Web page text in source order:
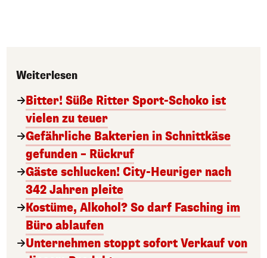
Weiterlesen
Bitter! Süße Ritter Sport-Schoko ist
vielen zu teuer
Gefährliche Bakterien in Schnittkäse
gefunden – Rückruf
Gäste schlucken! City-Heuriger nach
342 Jahren pleite
Kostüme, Alkohol? So darf Fasching im
Büro ablaufen
Unternehmen stoppt sofort Verkauf von